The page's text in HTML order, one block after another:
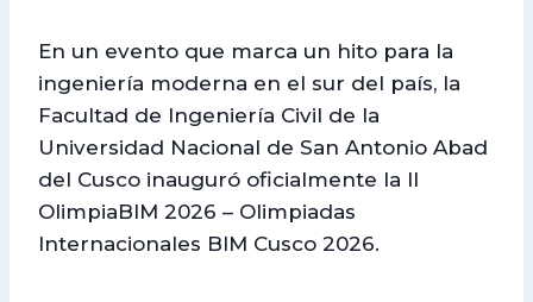
En un evento que marca un hito para la
ingeniería moderna en el sur del país, la
Facultad de Ingeniería Civil de la
Universidad Nacional de San Antonio Abad
del Cusco inauguró oficialmente la II
OlimpiaBIM 2026 – Olimpiadas
Internacionales BIM Cusco 2026.